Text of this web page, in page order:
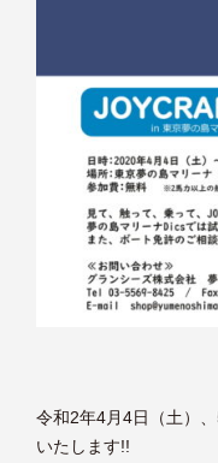
令和2年4月4日（土）
いたします!!